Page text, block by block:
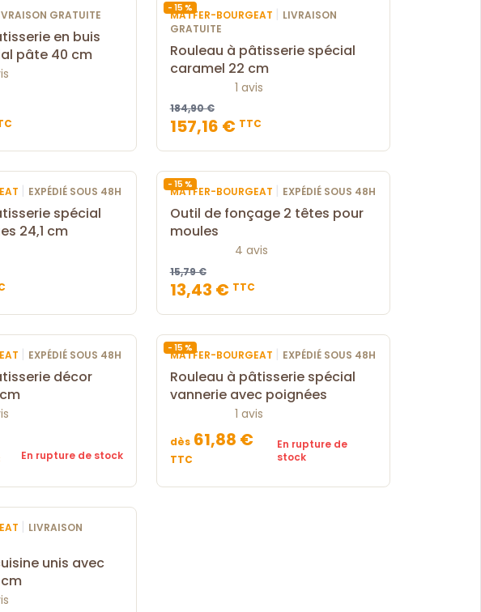
GRATUITE
en buis
pâte 40 cm
- 15 %
MATFER-BOURGEAT | LIVRAISON
GRATUITE
Rouleau à pâtisserie spécial
caramel 22 cm
1 avis
184,90 €
157,16 € TTC
| EXPÉDIÉ SOUS 48H
spécial
24,1 cm
- 15 %
MATFER-BOURGEAT | EXPÉDIÉ SOUS 48H
Outil de fonçage 2 têtes pour
moules
4 avis
15,79 €
13,43 € TTC
| EXPÉDIÉ SOUS 48H
décor
En rupture de stock
- 15 %
MATFER-BOURGEAT | EXPÉDIÉ SOUS 48H
Rouleau à pâtisserie spécial
vannerie avec poignées
1 avis
dès61,88 €
TTC
En rupture de
stock
| LIVRAISON
unis avec